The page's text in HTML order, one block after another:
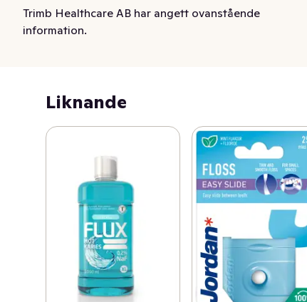
rekommendationssymbol.
Flux Soft Mint är en fluorskölj som stärker tandytan och
karies.
Flaskan har en praktisk doseringspump. För bästa
effekt, skölj med 10 ml Flux 1-2 gånger om dagen, som
ett komplement till tandborstning med fluortandkräm.
Sila i munnen i 1 minut och spotta sedan ut.
Flux är utvecklat i Sverige i nära samarbete med
tandvården.
Trimb Healthcare AB har angett ovanstående
information.
Liknande